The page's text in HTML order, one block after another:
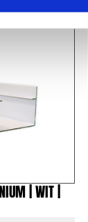
| WIT |